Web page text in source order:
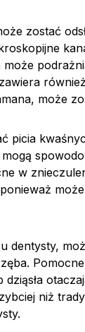
zostać
może
może
picia
w
dentysty,
niż